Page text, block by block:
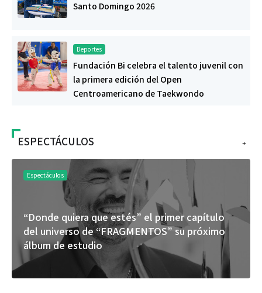
Santo Domingo 2026
Deportes
Fundación Bi celebra el talento juvenil con
la primera edición del Open
Centroamericano de Taekwondo
+
ESPECTÁCULOS
Espectáculos
La marimba une generaciones: el 46.º Festival
de Marimba Paiz transforma la tradición en un
espectáculo para todos